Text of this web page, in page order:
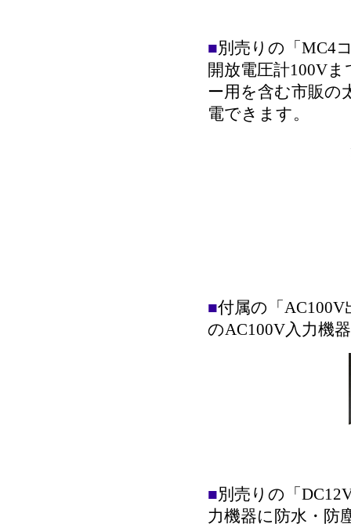
■別売りの「MC4
開放電圧計100Vま
ー用を含む市販の
電できます。
■付属の「
のAC100V入力機
■別売りの「
力機器に防水・防